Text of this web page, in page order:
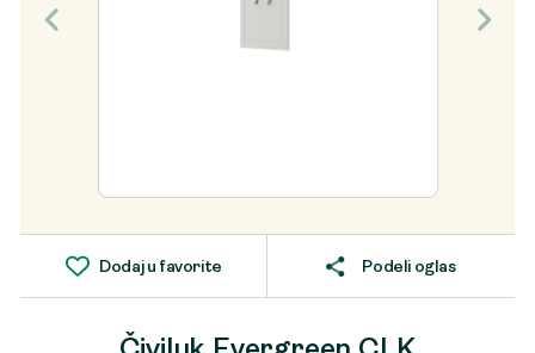
Dodaj u favorite Podeli oglas